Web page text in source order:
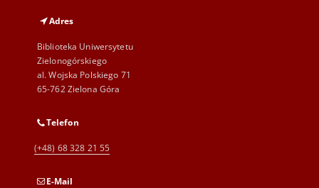
Adres
Biblioteka Uniwersytetu
Zielonogórskiego
al. Wojska Polskiego 71
65-762 Zielona Góra
Telefon
(+48) 68 328 21 55
E-Mail